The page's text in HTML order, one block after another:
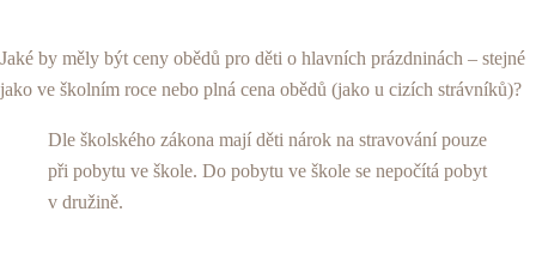
Jaké by měly být ceny obědů pro děti o hlavních prázdninách – stejné
jako ve školním roce nebo plná cena obědů (jako u cizích strávníků)?
Dle školského zákona mají děti nárok na stravování pouze
při pobytu ve škole. Do pobytu ve škole se nepočítá pobyt
v družině.